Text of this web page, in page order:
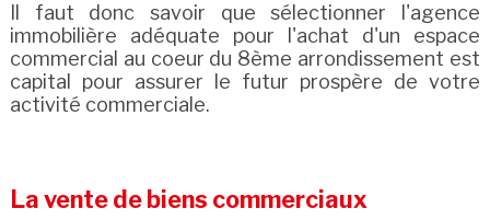
Il faut donc savoir que sélectionner l'agence
immobilière adéquate pour l'achat d'un espace
commercial au coeur du 8ème arrondissement est
capital pour assurer le futur prospère de votre
activité commerciale.
La vente de biens commerciaux